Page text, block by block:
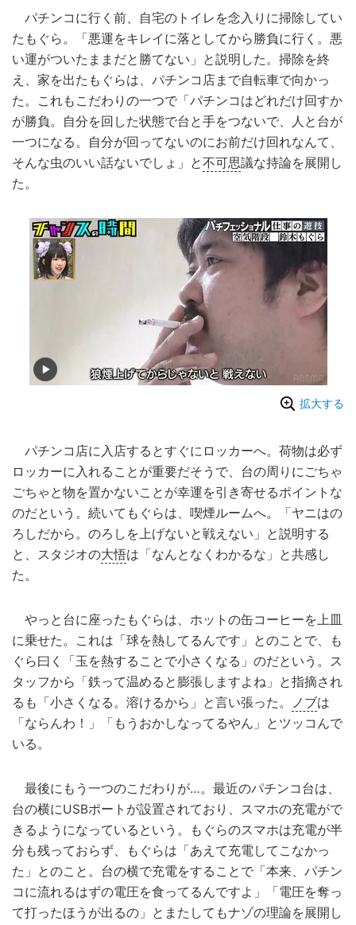
パチンコに行く前、自宅のトイレを念入りに掃除してい
たもぐら。「悪運をキレイに落としてから勝負に行く。悪
い運がついたままだと勝てない」と説明した。掃除を終
え、家を出たもぐらは、パチンコ店まで自転車で向かっ
た。これもこだわりの一つで「パチンコはどれだけ回すか
が勝負。自分を回した状態で台と手をつないで、人と台が
一つになる。自分が回ってないのにお前だけ回れなんて、
そんな虫のいい話ないでしょ」と不可思議な持論を展開し
た。
拡大する
パチンコ店に入店するとすぐにロッカーへ。荷物は必ず
ロッカーに入れることが重要だそうで、台の周りにごちゃ
ごちゃと物を置かないことが幸運を引き寄せるポイントな
のだという。続いてもぐらは、喫煙ルームへ。「ヤニはの
ろしだから。のろしを上げないと戦えない」と説明する
と、スタジオの大悟は「なんとなくわかるな」と共感し
た。
やっと台に座ったもぐらは、ホットの缶コーヒーを上皿
に乗せた。これは「球を熱してるんです」とのことで、も
ぐら曰く「玉を熱することで小さくなる」のだという。ス
タッフから「鉄って温めると膨張しますよね」と指摘され
るも「小さくなる。溶けるから」と言い張った。
ノブは
「ならんわ！」「もうおかしなってるやん」とツッコんで
いる。
最後にもう一つのこだわりが…。最近のパチンコ台は、
台の横にUSBポートが設置されており、スマホの充電がで
きるようになっているという。もぐらのスマホは充電が半
分も残っておらず、もぐらは「あえて充電してこなかっ
た」とのこと。台の横で充電をすることで「本来、パチン
コに流れるはずの電圧を食ってるんですよ」「電圧を奪っ
て打ったほうが出るの」とまたしてもナゾの理論を展開し